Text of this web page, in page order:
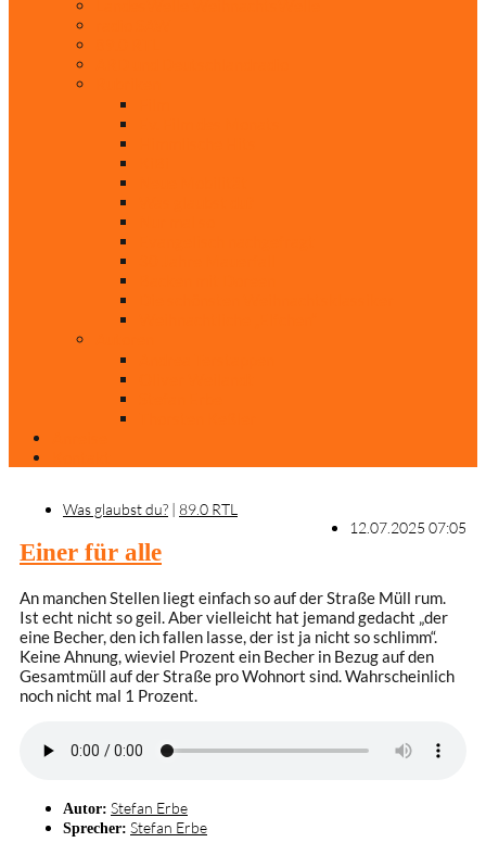
Was glaubst du? | 89.0 RTL
12.07.2025 07:05
Einer für alle
An manchen Stellen liegt einfach so auf der Straße Müll rum.
Ist echt nicht so geil. Aber vielleicht hat jemand gedacht „der
eine Becher, den ich fallen lasse, der ist ja nicht so schlimm“.
Keine Ahnung, wieviel Prozent ein Becher in Bezug auf den
Gesamtmüll auf der Straße pro Wohnort sind. Wahrscheinlich
noch nicht mal 1 Prozent.
Autor: Stefan Erbe
Sprecher: Stefan Erbe